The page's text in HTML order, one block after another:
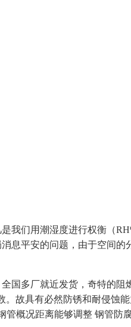
们用潮湿度进行权衡（
息平安的问题，由于空间
多厂就近发货，奇特的阻
故具有必然防锈和耐侵蚀
概况距离能够调整 钢管